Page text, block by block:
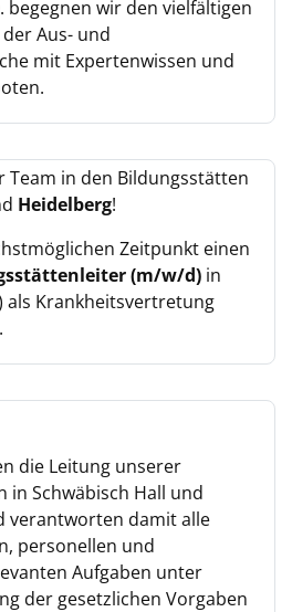
begegnen wir den vielfältigen
Aus- und
mit Expertenwissen und
Team in den Bildungsstätten
Heidelberg!
Zeitpunkt einen
(m/w/d) in
als Krankheitsvertretung
die Leitung unserer
in Schwäbisch Hall und
verantworten damit alle
personellen und
Aufgaben unter
der gesetzlichen Vorgaben